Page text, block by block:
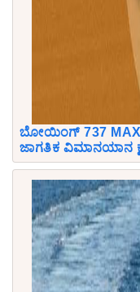
ಬೋಯಿಂಗ್ 737
ಜಾಗತಿಕ ವಿಮಾನಯಾನ